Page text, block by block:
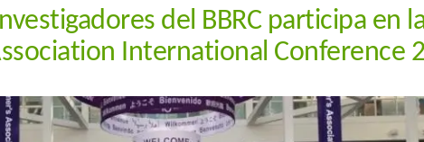
del BBRC participa en
International Conference